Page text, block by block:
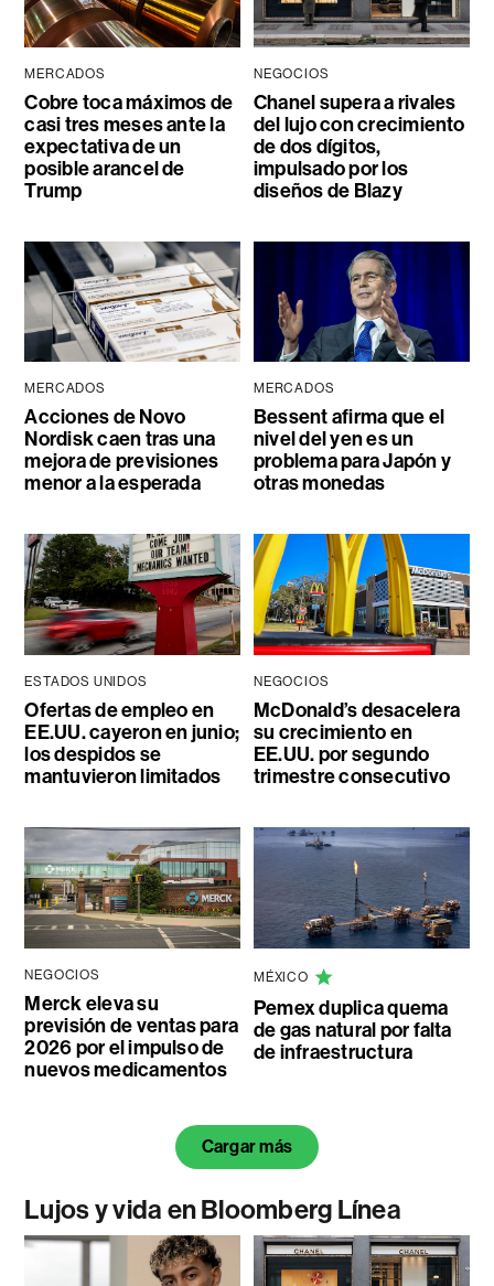
MERCADOS
Cobre toca máximos de
casi tres meses ante la
expectativa de un
posible arancel de
Trump
NEGOCIOS
Chanel supera a rivales
del lujo con crecimiento
de dos dígitos,
impulsado por los
diseños de Blazy
MERCADOS
Acciones de Novo
Nordisk caen tras una
mejora de previsiones
menor a la esperada
MERCADOS
Bessent afirma que el
nivel del yen es un
problema para Japón y
otras monedas
ESTADOS UNIDOS
Ofertas de empleo en
EE.UU. cayeron en junio;
los despidos se
mantuvieron limitados
NEGOCIOS
McDonald’s desacelera
su crecimiento en
EE.UU. por segundo
trimestre consecutivo
NEGOCIOS
Merck eleva su
previsión de ventas para
2026 por el impulso de
nuevos medicamentos
MÉXICO
Pemex duplica quema
de gas natural por falta
de infraestructura
Cargar más
Lujos y vida en Bloomberg Línea